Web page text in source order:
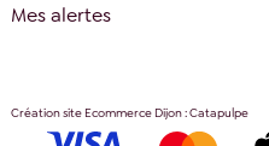
Mes alertes
Création site Ecommerce Dijon : Catapulpe